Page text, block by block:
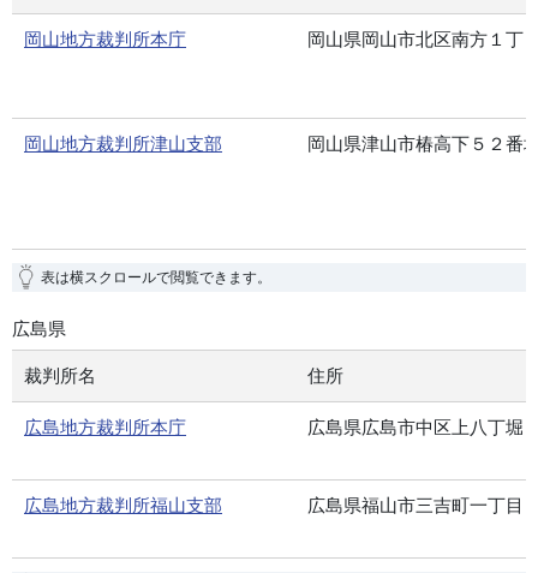
岡山地方裁判所本庁 岡山県岡山市北区南方１丁
岡山地方裁判所津山支部 岡山県津山市椿高下５２番
表は横スクロールで閲覧できます。
広島県
裁判所名 住所
広島地方裁判所本庁 広島県広島市中区上八丁堀
広島地方裁判所福山支部 広島県福山市三吉町一丁目